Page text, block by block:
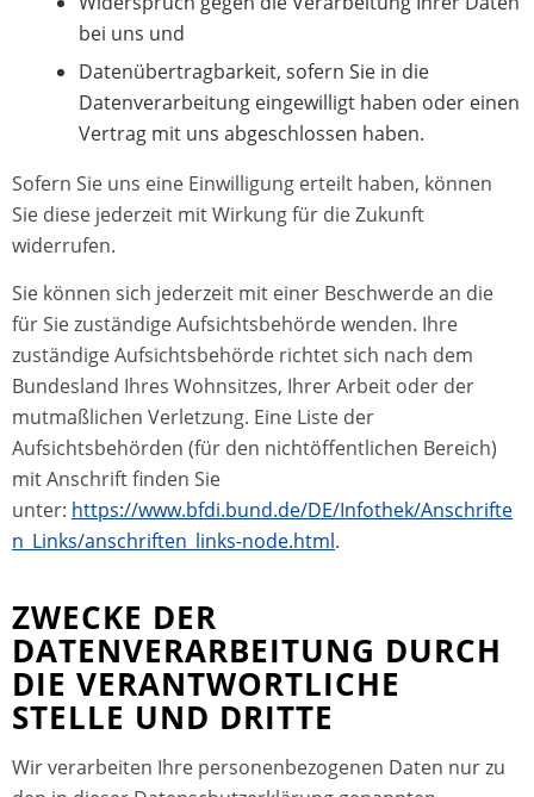
bei uns und
Datenübertragbarkeit, sofern Sie in die
Datenverarbeitung eingewilligt haben oder einen
Vertrag mit uns abgeschlossen haben.
Sofern Sie uns eine Einwilligung erteilt haben, können
Sie diese jederzeit mit Wirkung für die Zukunft
widerrufen.
Sie können sich jederzeit mit einer Beschwerde an die
für Sie zuständige Aufsichtsbehörde wenden. Ihre
zuständige Aufsichtsbehörde richtet sich nach dem
Bundesland Ihres Wohnsitzes, Ihrer Arbeit oder der
mutmaßlichen Verletzung. Eine Liste der
Aufsichtsbehörden (für den nichtöffentlichen Bereich)
mit Anschrift finden Sie
unter: https://www.bfdi.bund.de/DE/Infothek/Anschrifte
n_Links/anschriften_links-node.html.
ZWECKE DER
DATENVERARBEITUNG DURCH
DIE VERANTWORTLICHE
STELLE UND DRITTE
Wir verarbeiten Ihre personenbezogenen Daten nur zu